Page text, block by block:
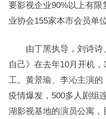
要影视企业90%以上有
业协会155家本市会员单
由丁黑执导，刘诗诗
自己》在去年10月开机
工。黄景瑜、李沁主演
疫情爆发，500多人剧组
湖影视基地的演员公寓，